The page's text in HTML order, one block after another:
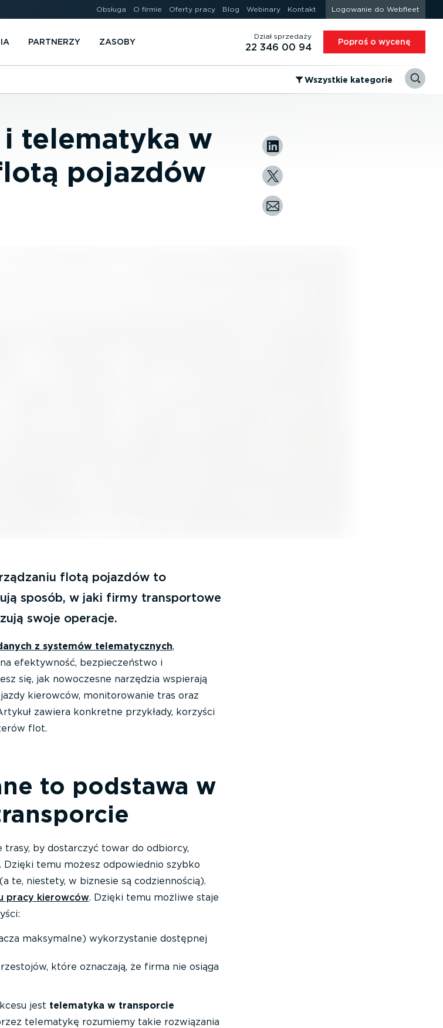
Obsługa O firmie Oferty pracy Blog Webinary Kontakt Logowanie do Webfleet
PARTNERZY ZASOBY
Dział sprzedaży
22 346 00 94 Poproś o wycenę
⁠Wszystkie kategorie
telematyka w
pojazdów
flotą pojazdów to
sposób, w jaki firmy transportowe
swoje operacje.
z systemów telematycznych,
efektywność, bezpieczeństwo i
się, jak nowoczesne narzędzia wspierają
kierowców, monitorowanie tras oraz
zawiera konkretne przykłady, korzyści
flot.
to podstawa w
trasy, by dostarczyć towar do odbiorcy,
temu możesz odpowiednio szybko
te, niestety, w biznesie są codziennością).
pracy kierowców. Dzięki temu możliwe staje
maksymalne) wykorzystanie dostępnej
które oznaczają, że firma nie osiąga
jest telematyka w transporcie
telematykę rozumiemy takie rozwiązania